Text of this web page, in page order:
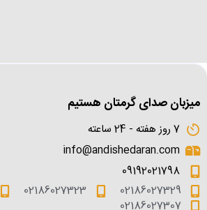
میزبان صدای گرمتان هستیم
7 روز هفته - 24 ساعته
info@andishedaran.com
09192021798
02186027329
02186027323
02186027307